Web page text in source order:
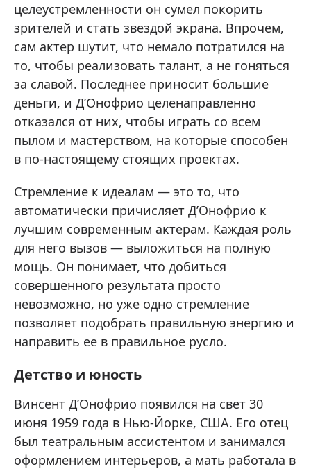
целеустремленности он сумел покорить
зрителей и стать звездой экрана. Впрочем,
сам актер шутит, что немало потратился на
то, чтобы реализовать талант, а не гоняться
за славой. Последнее приносит большие
деньги, и Д’Онофрио целенаправленно
отказался от них, чтобы играть со всем
пылом и мастерством, на которые способен
в по-настоящему стоящих проектах.
Стремление к идеалам — это то, что
автоматически причисляет Д’Онофрио к
лучшим современным актерам. Каждая роль
для него вызов — выложиться на полную
мощь. Он понимает, что добиться
совершенного результата просто
невозможно, но уже одно стремление
позволяет подобрать правильную энергию и
направить ее в правильное русло.
Детство и юность
Винсент Д’Онофрио появился на свет 30
июня 1959 года в Нью-Йорке, США. Его отец
был театральным ассистентом и занимался
оформлением интерьеров, а мать работала в